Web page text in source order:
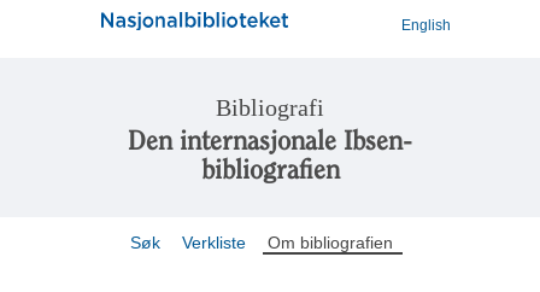
English
Bibliografi
Den internasjonale Ibsen-
bibliografien
Søk Verkliste Om bibliografien